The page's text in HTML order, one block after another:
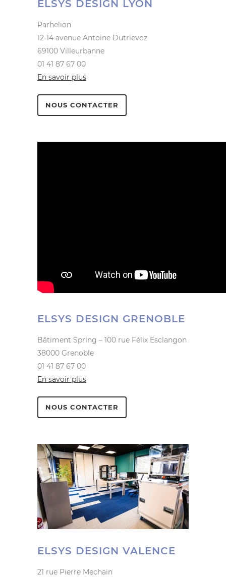
ELSYS DESIGN LYON
Parhelion
12-14 avenue Antoine Dutrievoz
69100 Villeurbanne
01 41 87 67 00
En savoir plus
NOUS CONTACTER
ELSYS DESIGN GRENOBLE
Bâtiment Spring – 100 rue Félix Esclangon
38000 Grenoble
01 41 87 67 00
En savoir plus
NOUS CONTACTER
ELSYS DESIGN VALENCE
21 rue Pierre Mechain